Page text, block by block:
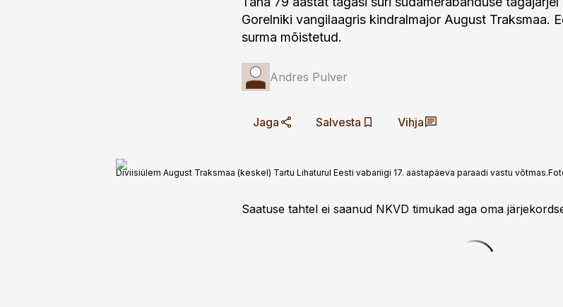
Gorelniki vangilaagris kindralmajor August Traksmaa.
surma mõistetud.
Andres Pulver
Jaga Salvesta Vihja
Diviisiülem August Traksmaa (keskel) Tartu Lihaturul Eesti vabariigi 17. aastapäeva paraadi vastu võtmas.
Saatuse tahtel ei saanud NKVD timukad aga oma